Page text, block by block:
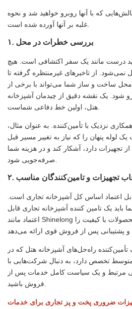
که با آنها روبرو خواهید شد و نحوه
غلبه بر آنها آورده شده است.
۱. بررسی خطرات در محل
درست مانند یک سفر اکتشافی است. هیچ
از تاخیرهای غیرمنتظره گرفته تا
ساخت و ساز شما می‌تواند با برخی از
شود. یک نقشه دقیق از چیدمان آشپزخانه
هتل، اولین خط دفاعی شماست.
نزدیک با تأمین‌کننده. به عنوان مثال،
پنهان را که نیاز به تغییر مسیر قبل
تجهیزات دارد، آشکار کند و در هزینه شما
صرفه‌جویی شود.
تجهیزات و تامین‌کنندگان مناسب
اعتماد اساس کل آشپزخانه تجاری است.
یک تامین کننده آشپزخانه تجاری قابل
اعتماد مانند Shinelong پیدا کنید که طیف کاملی از محصولات با کیفیت را
تأمین‌کننده راه‌حل‌های آشپزخانه هتل که در
​​تخصص دارد، به دنبال شرکت‌هایی با
مرتبط و یک سیاست کامل خدمات پس از
فروش باشید.
ضروری پخت و پز تجاری برای خدمات